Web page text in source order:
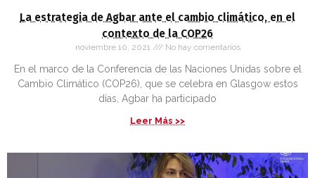
La estrategia de Agbar ante el cambio climático, en el
contexto de la COP26
noviembre 10, 2021 No hay comentarios
En el marco de la Conferencia de las Naciones Unidas sobre el
Cambio Climático (COP26), que se celebra en Glasgow estos
días, Agbar ha participado
Leer Más >>